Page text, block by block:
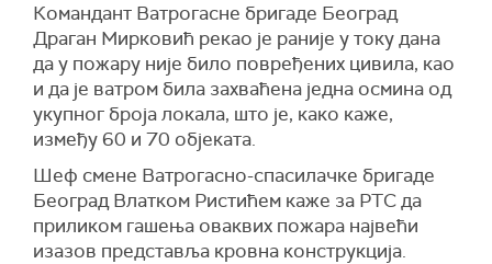
Командант Ватрогасне бригаде Београд
Драган Мирковић рекао је раније у току дана
да у пожару није било повређених цивила, као
и да је ватром била захваћена једна осмина од
укупног броја локала, што је, како каже,
између 60 и 70 објеката.
Шеф смене Ватрогасно-спасилачке бригаде
Београд Влатком Ристићем каже за РТС да
приликом гашења оваквих пожара највећи
изазов представља кровна конструкција.